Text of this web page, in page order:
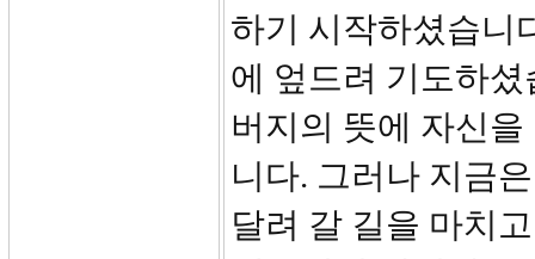
하기 시작하셨습니
에 엎드려 기도하
버지의 뜻에 자신
니다. 그러나 지금
달려 갈 길을 마치